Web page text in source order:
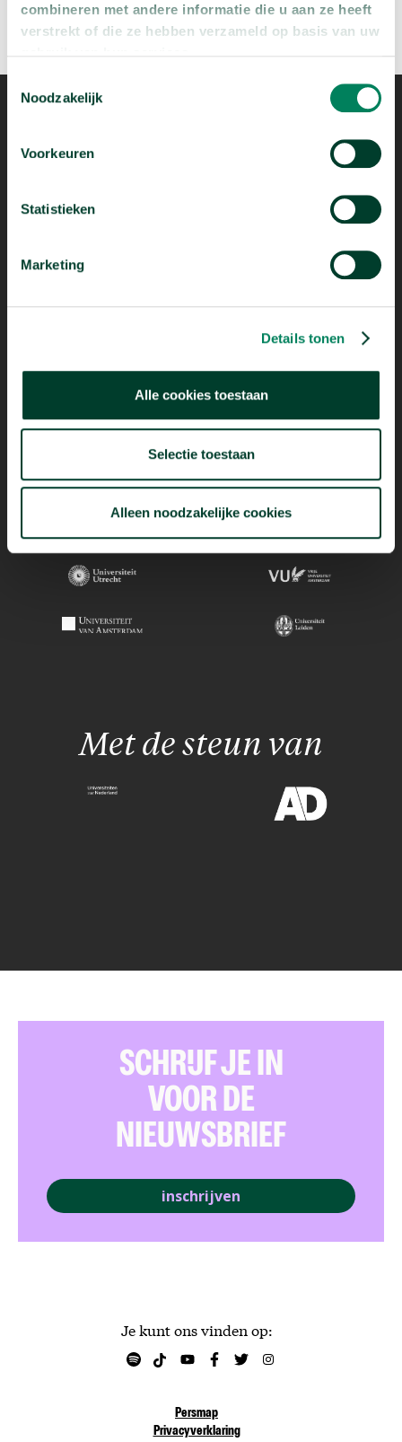
combineren met andere informatie die u aan ze heeft
verstrekt of die ze hebben verzameld op basis van uw
Toestemmingsselectie
Noodzakelijk
Voorkeuren
Statistieken
Marketing
Details tonen
Alle cookies toestaan
Selectie toestaan
Alleen noodzakelijke cookies
Mogelijk dankzij
Met de steun van
Je kunt ons vinden op:
Persmap
Privacyverklaring
SCHRIJF JE IN
VOOR DE
NIEUWSBRIEF
inschrijven